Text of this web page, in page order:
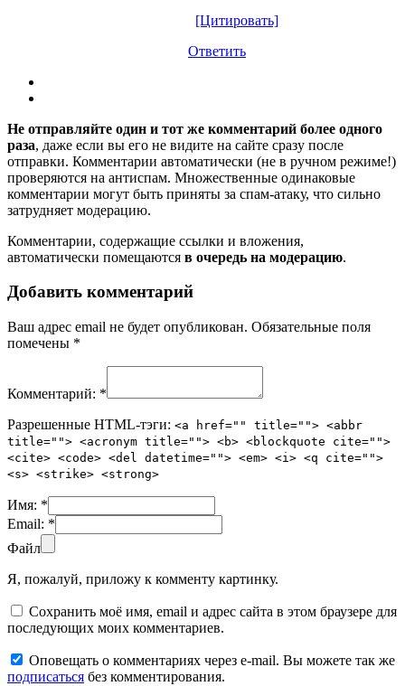
[Цитировать]
Ответить
Не отправляйте один и тот же комментарий более одного
раза, даже если вы его не видите на сайте сразу после
отправки. Комментарии автоматически (не в ручном режиме!)
проверяются на антиспам. Множественные одинаковые
комментарии могут быть приняты за спам-атаку, что сильно
затрудняет модерацию.
Комментарии, содержащие ссылки и вложения,
автоматически помещаются в очередь на модерацию.
Добавить комментарий
Ваш адрес email не будет опубликован. Обязательные поля
помечены *
Комментарий: *
Разрешенные HTML-тэги: <a href="" title=""> <abbr
title=""> <acronym title=""> <b> <blockquote cite="">
<cite> <code> <del datetime=""> <em> <i> <q cite="">
<s> <strike> <strong>
Имя: *
Email: *
Файл
Я, пожалуй, приложу к комменту картинку.
Сохранить моё имя, email и адрес сайта в этом браузере для
последующих моих комментариев.
Оповещать о комментариях через e-mail. Вы можете так же
подписаться без комментирования.